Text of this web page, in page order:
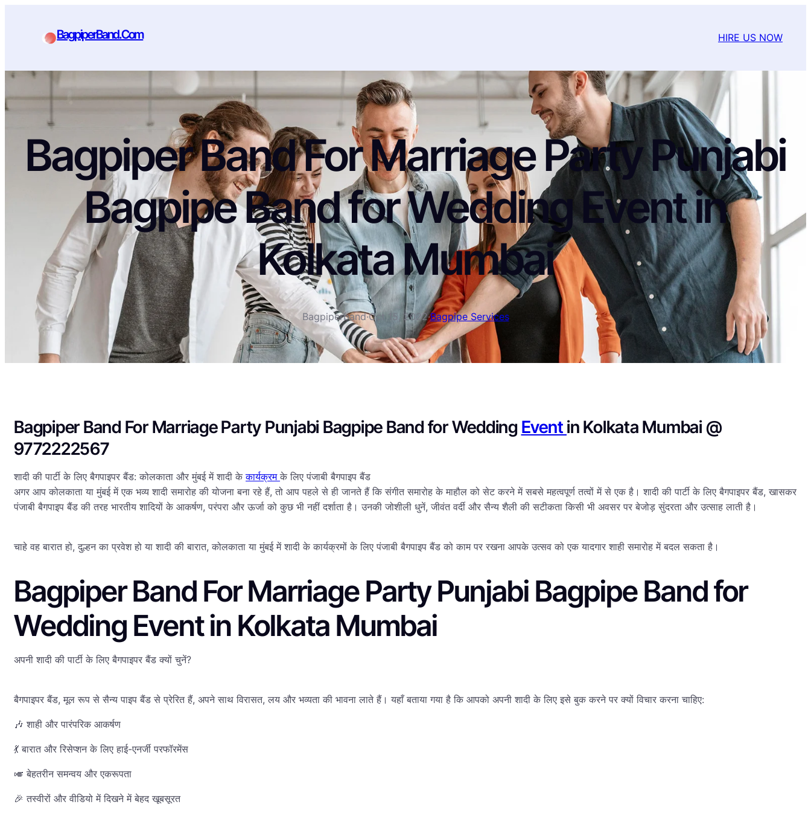
BagpiperBand.Com HIRE US NOW
Bagpiper Band For Marriage Party Punjabi
Bagpipe Band for Wedding Event in
Kolkata Mumbai
Bagpiperband·Oct 15, 2022·Bagpipe Services
Bagpiper Band For Marriage Party Punjabi Bagpipe Band for Wedding Event in Kolkata Mumbai @
9772222567
शादी की पार्टी के लिए बैगपाइपर बैंड: कोलकाता और मुंबई में शादी केकार्यक्रम के लिए पंजाबी बैगपाइप बैंड
अगर आप कोलकाता या मुंबई में एक भव्य शादी समारोह की योजना बना रहे हैं, तो आप पहले से ही जानते हैं कि संगीत समारोह के माहौल को सेट करने में सबसे महत्वपूर्ण तत्वों में से एक है। शादी की पार्टी के लिए बैगपाइपर बैंड, खासकर
पंजाबी बैगपाइप बैंड की तरह भारतीय शादियों के आकर्षण, परंपरा और ऊर्जा को कुछ भी नहीं दर्शाता है। उनकी जोशीली धुनें, जीवंत वर्दी और सैन्य शैली की सटीकता किसी भी अवसर पर बेजोड़ सुंदरता और उत्साह लाती है।
चाहे वह बारात हो, दुल्हन का प्रवेश हो या शादी की बारात, कोलकाता या मुंबई में शादी के कार्यक्रमों के लिए पंजाबी बैगपाइप बैंड को काम पर रखना आपके उत्सव को एक यादगार शाही समारोह में बदल सकता है।
Bagpiper Band For Marriage Party Punjabi Bagpipe Band for
Wedding Event in Kolkata Mumbai
अपनी शादी की पार्टी के लिए बैगपाइपर बैंड क्यों चुनें?
बैगपाइपर बैंड, मूल रूप से सैन्य पाइप बैंड से प्रेरित हैं, अपने साथ विरासत, लय और भव्यता की भावना लाते हैं। यहाँ बताया गया है कि आपको अपनी शादी के लिए इसे बुक करने पर क्यों विचार करना चाहिए:
🎶 शाही और पारंपरिक आकर्षण
💃 बारात और रिसेप्शन के लिए हाई-एनर्जी परफॉरमेंस
🎺 बेहतरीन समन्वय और एकरूपता
🎉 तस्वीरों और वीडियो में दिखने में बेहद खूबसूरत